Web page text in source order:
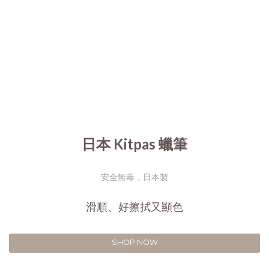
日本 Kitpas 蠟筆
安全無毒，日本製
滑順、好擦拭又顯色
SHOP NOW